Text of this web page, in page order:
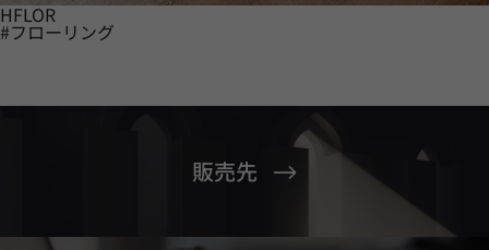
HFLOR
#フローリング
販売先